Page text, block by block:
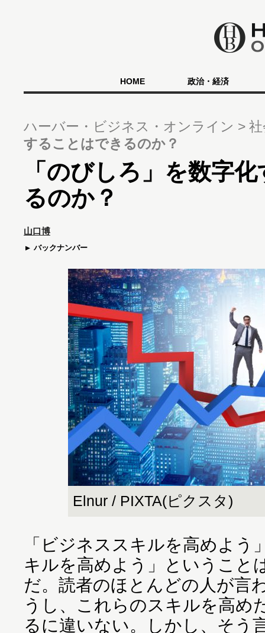
HOME 政治・経済
ハーバー・ビジネス・オンライン
することはできるのか？
「のびしろ」を数字
るのか？
山口博
バックナンバー
Elnur / PIXTA(ピクスタ)
「ビジネススキルを高めよう
キルを高めよう」ということ
だ。読者のほとんどの人が言
うし、これらのスキルを高め
るに違いない。しかし、そう